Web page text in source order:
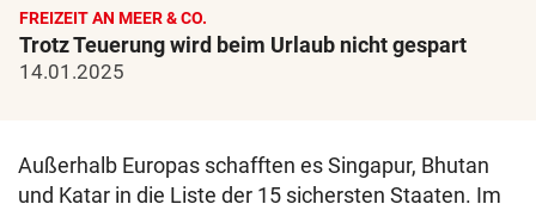
FREIZEIT AN MEER & CO.
Trotz Teuerung wird beim Urlaub nicht gespart
14.01.2025
Außerhalb Europas schafften es Singapur, Bhutan
und Katar in die Liste der 15 sichersten Staaten. Im